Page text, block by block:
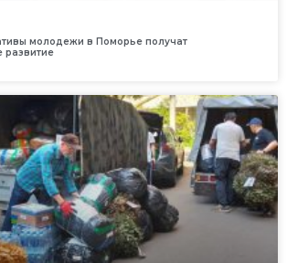
молодежи в Поморье получат
развитие